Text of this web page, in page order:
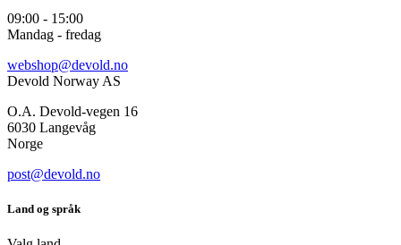
09:00 - 15:00
Mandag - fredag
webshop@devold.no
Devold Norway AS
O.A. Devold-vegen 16
6030 Langevåg
Norge
post@devold.no
Land og språk